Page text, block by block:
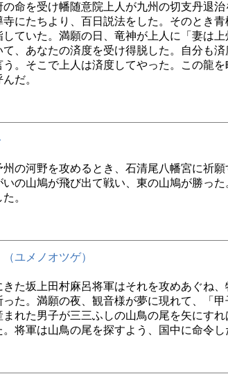
の命を受け幡随意院上人が九州の切支丹退治
にたちより、百日説法をした。そのとき
ていた。満願の日、竜神が上人に「妻は上
、あなたの済度を受け得脱した。自分も済
。そこで上人は済度してやった。この龍を
だ。
の河野を攻めるとき、石清尾八幡宮に祈願
の山鳩が飛び出て戦い、東の山鳩が勝った
。
ユメノオツゲ）
きた坂上田村麻呂将軍はそれを攻めあぐね
た。満願の夜、観音様が夢に現れて、「甲
れた男子が三三ふしの山鳥の尾を矢にすれ
将軍は山鳥の尾を探すよう、国中に命令し